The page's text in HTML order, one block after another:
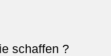
schaffen ?